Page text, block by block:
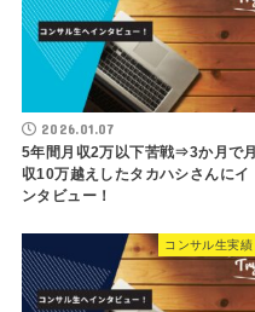
2026.01.07
5年間月収2万以下苦戦⇒3か月で月
収10万越えしたタカハシさんにイ
ンタビュー！
コンサル生実績